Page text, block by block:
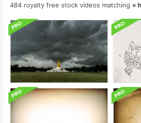
484 royalty free stock videos matching